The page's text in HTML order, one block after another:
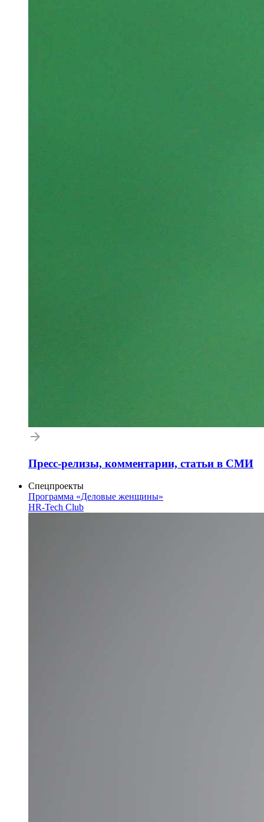
Пресс-релизы, комментарии, статьи в СМИ
Спецпроекты
Программа «Деловые женщины»
HR-Tech Club